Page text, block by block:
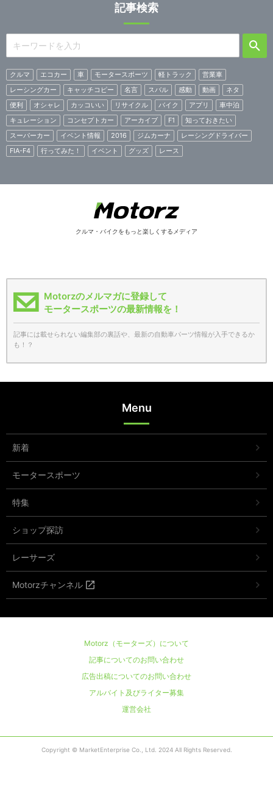
記事検索
クルマ エコカー 車 モータースポーツ 軽トラック
営業車
レーシングカー
キャッチコピー 名言 スバル 感動 動画
ネタ
便利
オシャレ カッコいい リサイクル バイク アプリ
車中泊
キュレーション
コンセプトカー アーカイブ F1
知っておきたい
スーパーカー
イベント情報 2016 ジムカーナ
レーシングドライバー
FIA-F4
行ってみた！ イベント グッズ レース
クルマ・バイクをもっと楽しくするメディア
Motorzのメルマガに登録して
モータースポーツの最新情報を！
記事には載せられない編集部の裏話や、最新の自動車パーツ情報が入手できるか
も！？
Menu
新着
モータースポーツ
特集
ショップ探訪
レーサーズ
Motorzチャンネル
Motorz（モーターズ）について
記事についてのお問い合わせ
広告出稿についてのお問い合わせ
アルバイト及びライター募集
運営会社
Copyright © MarketEnterprise Co., Ltd. 2024 All Rights Reserved.